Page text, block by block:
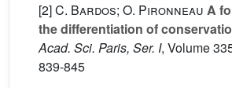
[2]C. Bardos; O. Pironneau A
the differentiation of
Acad. Sci. Paris, Ser. I, Volume
839-845